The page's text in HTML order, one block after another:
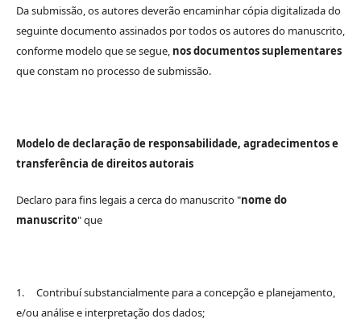
Da submissão, os autores deverão encaminhar cópia digitalizada do
seguinte documento assinados por todos os autores do manuscrito,
conforme modelo que se segue, nos documentos suplementares
que constam no processo de submissão.
Modelo de declaração de responsabilidade, agradecimentos e
transferência de direitos autorais
Declaro para fins legais a cerca do manuscrito "nome do
manuscrito" que
1. Contribuí substancialmente para a concepção e planejamento,
e/ou análise e interpretação dos dados;